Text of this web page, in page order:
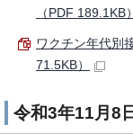
（PDF 189.1KB）
ワクチン年代別
71.5KB）
令和3年11月8